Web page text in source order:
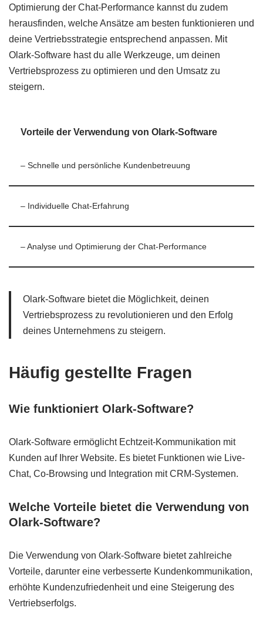
Optimierung der Chat-Performance kannst du zudem
herausfinden, welche Ansätze am besten funktionieren und
deine Vertriebsstrategie entsprechend anpassen. Mit
Olark-Software hast du alle Werkzeuge, um deinen
Vertriebsprozess zu optimieren und den Umsatz zu
steigern.
Vorteile der Verwendung von Olark-Software
– Schnelle und persönliche Kundenbetreuung
– Individuelle Chat-Erfahrung
– Analyse und Optimierung der Chat-Performance
Olark-Software bietet die Möglichkeit, deinen
Vertriebsprozess zu revolutionieren und den Erfolg
deines Unternehmens zu steigern.
Häufig gestellte Fragen
Wie funktioniert Olark-Software?
Olark-Software ermöglicht Echtzeit-Kommunikation mit
Kunden auf Ihrer Website. Es bietet Funktionen wie Live-
Chat, Co-Browsing und Integration mit CRM-Systemen.
Welche Vorteile bietet die Verwendung von
Olark-Software?
Die Verwendung von Olark-Software bietet zahlreiche
Vorteile, darunter eine verbesserte Kundenkommunikation,
erhöhte Kundenzufriedenheit und eine Steigerung des
Vertriebserfolgs.